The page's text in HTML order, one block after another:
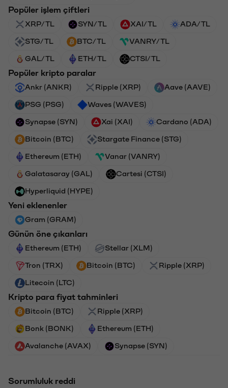
Popüler işlem çiftleri
XRP/TL SYN/TL XAI/TL ADA/TL
STG/TL BTC/TL VANRY/TL
GAL/TL ETH/TL CTSI/TL
Popüler kripto paralar
Ankr (ANKR) Ripple (XRP) Aave (AAVE)
PSG (PSG) Waves (WAVES)
Synapse (SYN) Xai (XAI) Cardano (ADA)
Bitcoin (BTC) Stargate Finance (STG)
Ethereum (ETH) Vanar (VANRY)
Galatasaray (GAL) Cartesi (CTSI)
Hyperliquid (HYPE)
Yeni eklenenler
Gram (GRAM)
Günün öne çıkanları
Ethereum (ETH) Stellar (XLM)
Tron (TRX) Bitcoin (BTC) Ripple (XRP)
Litecoin (LTC)
Kripto para fiyat tahminleri
Bitcoin (BTC) Ripple (XRP)
Bonk (BONK) Ethereum (ETH)
Avalanche (AVAX) Synapse (SYN)
Sorumluluk reddi